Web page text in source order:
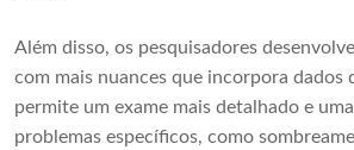
Além disso, os pesquisadores
com mais nuances que incorpora dados
permite um exame mais detalhado e
problemas específicos, como